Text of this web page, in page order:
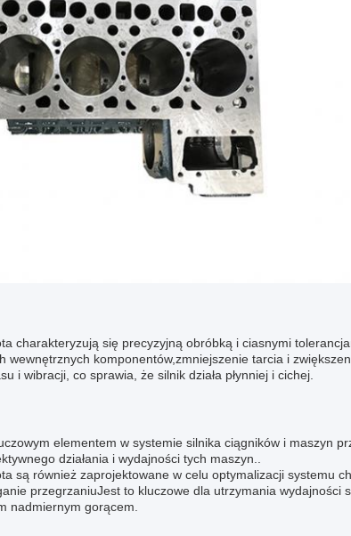
charakteryzują się precyzyjną obróbką i ciasnymi
wewnętrznych komponentów,zmniejszenie tarcia i
i wibracji, co sprawia, że silnik działa płynniej i cichej.
elementem w systemie silnika ciągników i maszyn
działania i wydajności tych maszyn..
są również zaprojektowane w celu optymalizacji systemu
przegrzaniuJest to kluczowe dla utrzymania wydajności
nadmiernym gorącem.